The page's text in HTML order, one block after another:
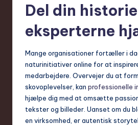
Del din
eksperterne
Mange organisationer fortæller i
naturinitiativer online for at
medarbejdere. Overvejer du at
skovoplevelser, kan professionelle
hjælpe dig med at omsætte
tekster og billeder. Uanset om du
en virksomhed, er autentisk